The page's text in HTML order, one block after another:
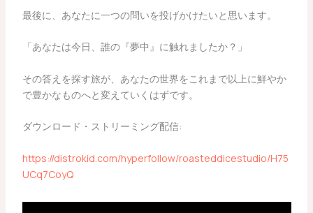
最後に、あなたに一つの問いを投げかけたいと思います。
「あなたは今日、誰の『夢中』に触れましたか？」
その答えを探す旅が、あなたの世界をこれまで以上に鮮やか
で豊かなものへと変えていくはずです。
ダウンロード・ストリーミング配信:
https://distrokid.com/hyperfollow/roasteddicestudio/H75
UCq7CoyQ